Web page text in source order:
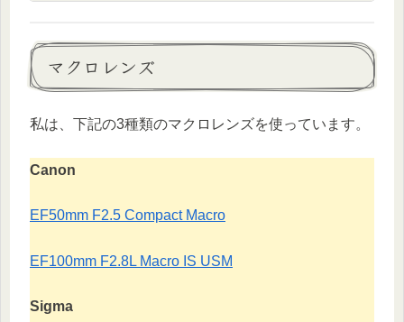
マクロレンズ
私は、下記の3種類のマクロレンズを使っています。
Canon
EF50mm F2.5 Compact Macro
EF100mm F2.8L Macro IS USM
Sigma